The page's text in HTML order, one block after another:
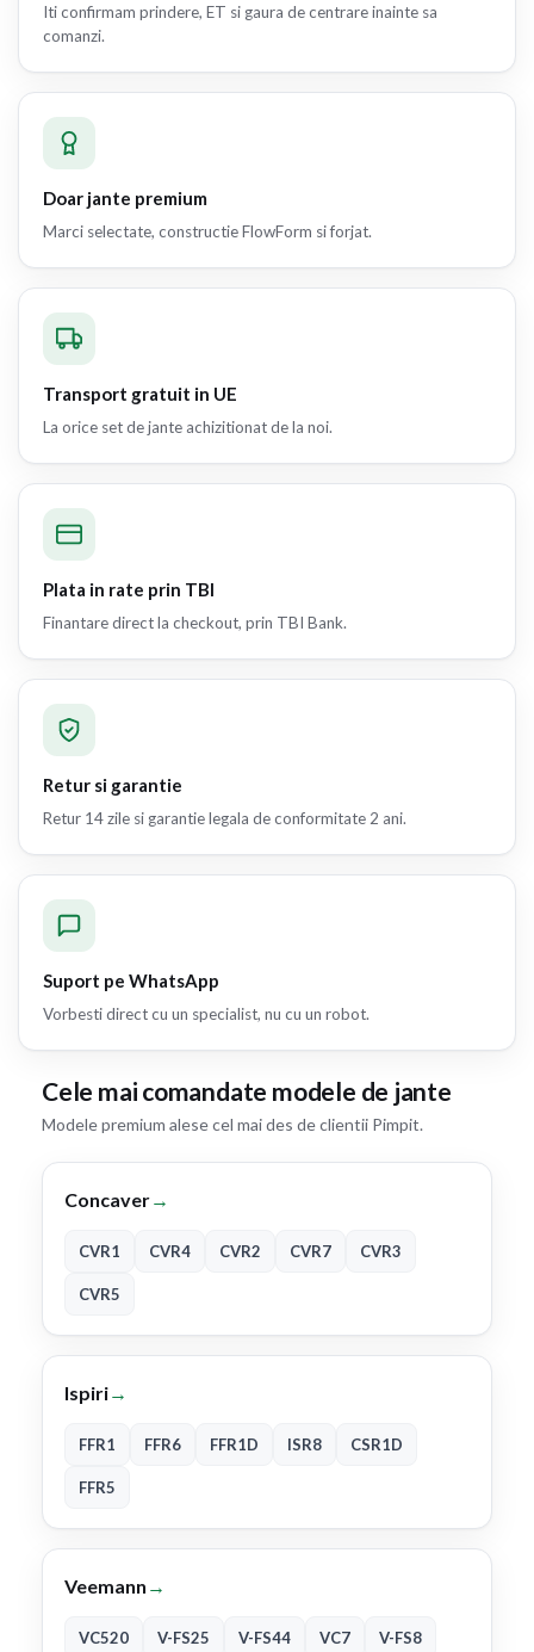
Iti confirmam prindere, ET si gaura de centrare inainte sa
comanzi.
Doar jante premium
Marci selectate, constructie FlowForm si forjat.
Transport gratuit in UE
La orice set de jante achizitionat de la noi.
Plata in rate prin TBI
Finantare direct la checkout, prin TBI Bank.
Retur si garantie
Retur 14 zile si garantie legala de conformitate 2 ani.
Suport pe WhatsApp
Vorbesti direct cu un specialist, nu cu un robot.
Cele mai comandate modele de jante
Modele premium alese cel mai des de clientii Pimpit.
Concaver→
CVR1 CVR4 CVR2 CVR7 CVR3
CVR5
Ispiri→
FFR1 FFR6 FFR1D ISR8 CSR1D
FFR5
Veemann →
VC520 V-FS25 V-FS44 VC7 V-FS8